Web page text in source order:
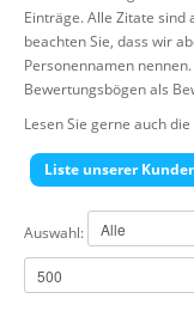
Über
Suche
Einträge. Alle Zitate sind
beachten Sie, dass wir
Personennamen
Bewertungsbögen als
Lesen Sie gerne auch die
Liste unserer
Auswahl: